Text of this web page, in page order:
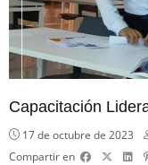
Capacitación
17 de octubre de 2023
Compartir en